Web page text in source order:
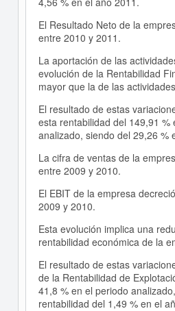
El Resultado Neto de la
entre 2010 y 2011.
La aportación de las
evolución de la Rentabilidad
mayor que la de las
El resultado de estas
esta rentabilidad del 149,91 %
analizado, siendo del 29,26 %
La cifra de ventas de la
entre 2009 y 2010.
El EBIT de la empresa
2009 y 2010.
Esta evolución implica una
rentabilidad económica de la
El resultado de estas
de la Rentabilidad de
41,8 % en el periodo
rentabilidad del 1,49 % en el